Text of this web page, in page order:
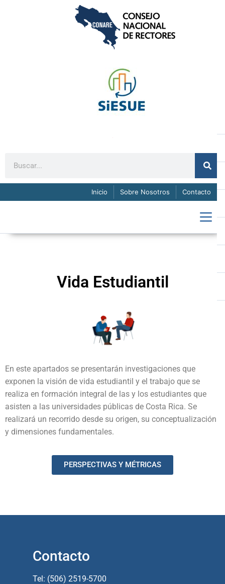
Inicio Sobre Nosotros Contacto
Vida Estudiantil
En este apartados se presentarán investigaciones que
exponen la visión de vida estudiantil y el trabajo que se
realiza en formación integral de las y los estudiantes que
asisten a las universidades públicas de Costa Rica. Se
realizará un recorrido desde su origen, su conceptualización
y dimensiones fundamentales.
PERSPECTIVAS Y MÉTRICAS
Contacto
Tel: (506) 2519-5700